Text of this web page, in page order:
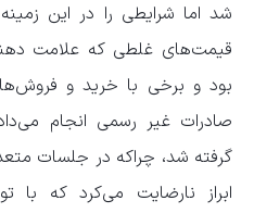
شد اما شرایطی را در این
قیمت‌های غلطی که علامت
بود و برخی با خرید و
صادرات غیر رسمی انجام
گرفته شد، چراکه در جلسات
ابراز نارضایت می‌کرد که با